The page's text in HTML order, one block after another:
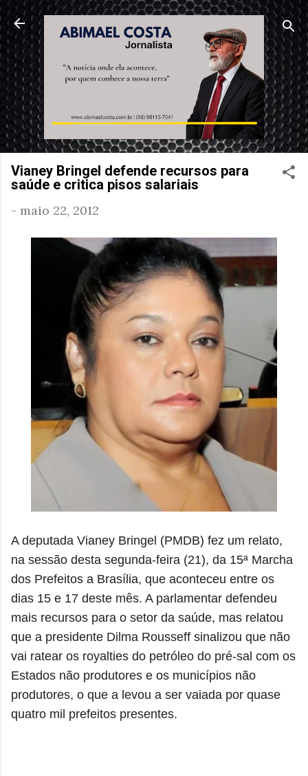
Pular para o conteúdo principal
Vianey Bringel defende recursos para
saúde e critica pisos salariais
- maio 22, 2012
A deputada Vianey Bringel (PMDB) fez um relato,
na sessão desta segunda-feira (21), da 15ª Marcha
dos Prefeitos a Brasília, que aconteceu entre os
dias 15 e 17 deste mês. A parlamentar defendeu
mais recursos para o setor da saúde, mas relatou
que a presidente Dilma Rousseff sinalizou que não
vai ratear os royalties do petróleo do pré-sal com os
Estados não produtores e os municípios não
produtores, o que a levou a ser vaiada por quase
quatro mil prefeitos presentes.